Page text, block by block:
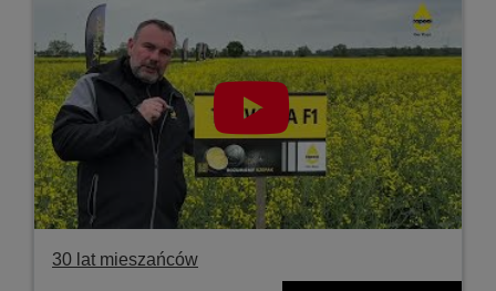
30 lat mieszańców